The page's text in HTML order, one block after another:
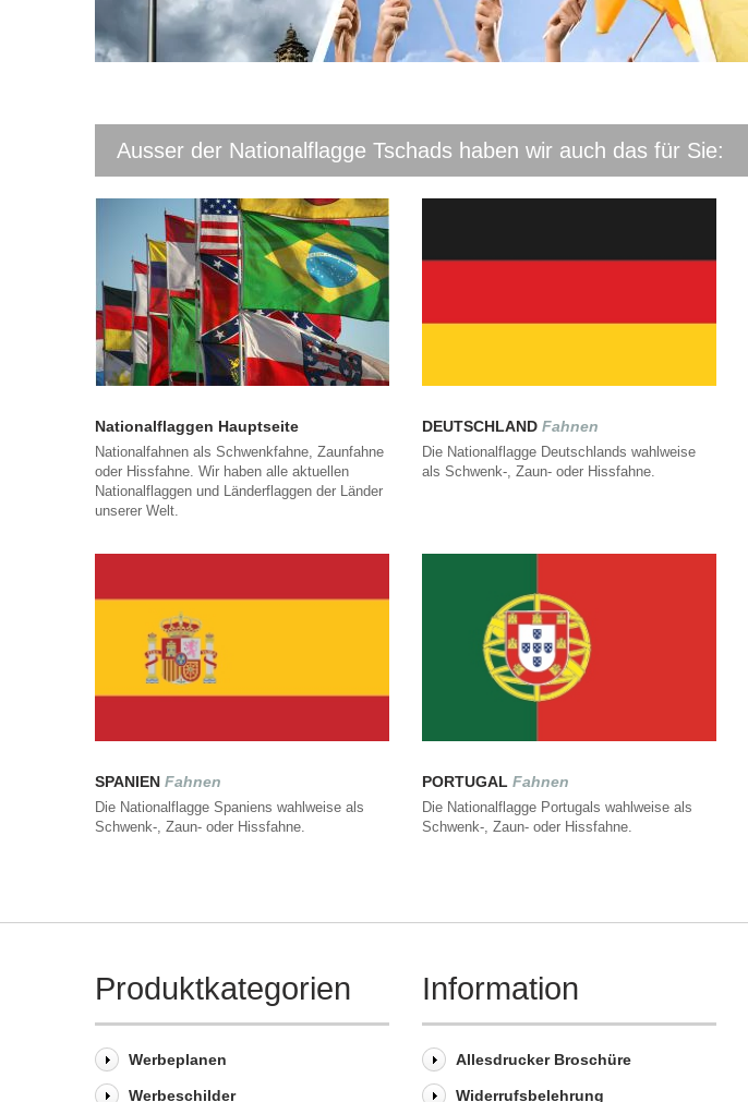
Ausser der Nationalflagge Tschads haben wir auch das für Sie:
Nationalflaggen Hauptseite
Nationalfahnen als Schwenkfahne, Zaunfahne
oder Hissfahne. Wir haben alle aktuellen
Nationalflaggen und Länderflaggen der Länder
unserer Welt.
DEUTSCHLAND Fahnen
Die Nationalflagge Deutschlands wahlweise
als Schwenk-, Zaun- oder Hissfahne.
SPANIEN Fahnen
Die Nationalflagge Spaniens wahlweise als
Schwenk-, Zaun- oder Hissfahne.
PORTUGAL Fahnen
Die Nationalflagge Portugals wahlweise als
Schwenk-, Zaun- oder Hissfahne.
Produktkategorien
Werbeplanen
Werbeschilder
Information
Allesdrucker Broschüre
Widerrufsbelehrung